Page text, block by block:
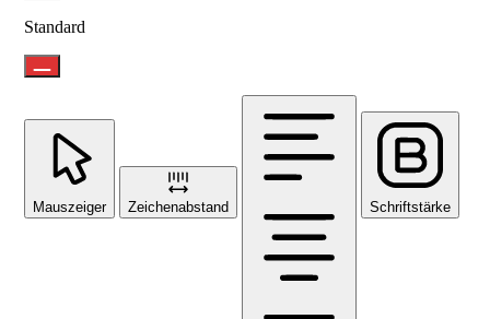
Standard
Mauszeiger Zeichenabstand Schriftstärke